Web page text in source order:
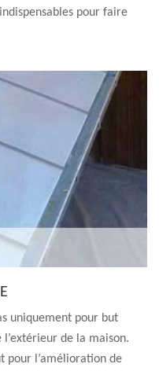
pour faire
uniquement pour but
de la maison.
pour l’amélioration de